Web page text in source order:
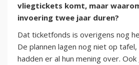
vliegtickets komt, maar
invoering twee jaar duren?
Dat ticketfonds is overigens nog
De plannen lagen nog niet op
hadden er al hun mening over.